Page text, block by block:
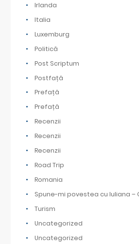
Irlanda
Italia
Luxemburg
Politică
Post Scriptum
Postfață
Prefață
Prefață
Recenzii
Recenzii
Recenzii
Road Trip
Romania
Spune-mi povestea cu Iuliana –
Turism
Uncategorized
Uncategorized